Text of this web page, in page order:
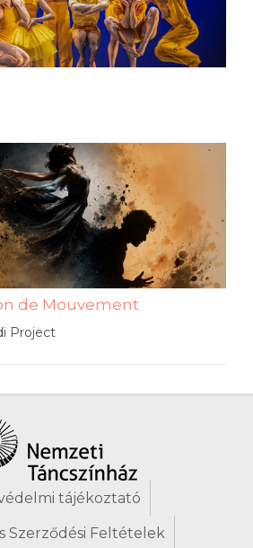
de Mouvement
Project
tájékoztató
Szerződési Feltételek